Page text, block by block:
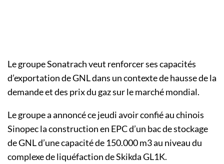
Le groupe Sonatrach veut renforcer ses capacités
d’exportation de GNL dans un contexte de hausse de la
demande et des prix du gaz sur le marché mondial.
Le groupe a annoncé ce jeudi avoir confié au chinois
Sinopec la construction en EPC d’un bac de stockage
de GNL d’une capacité de 150.000 m3 au niveau du
complexe de liquéfaction de Skikda GL1K.